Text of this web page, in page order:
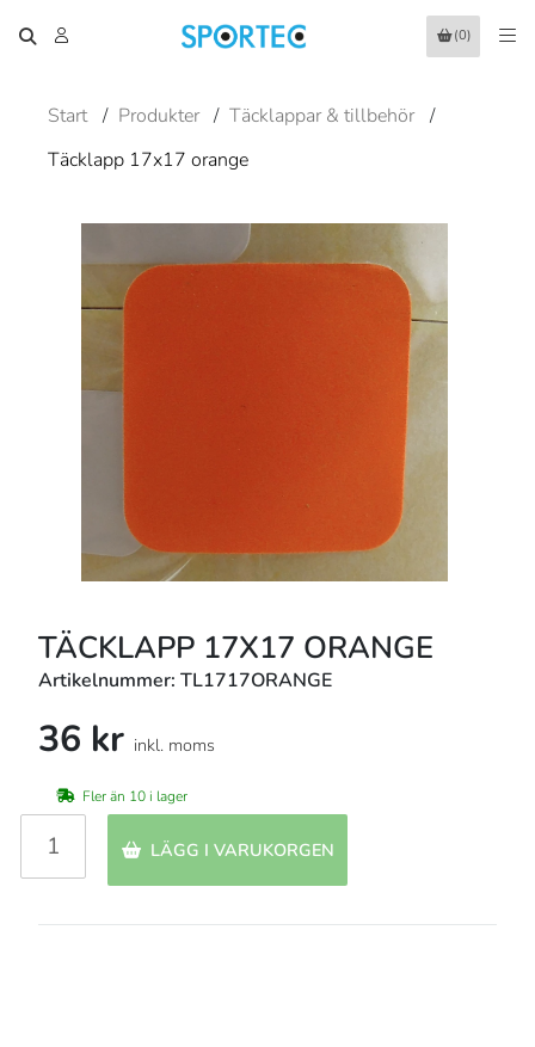
(0)
Start / Produkter / Täcklappar & tillbehör /
Täcklapp 17x17 orange
TÄCKLAPP 17X17 ORANGE
Artikelnummer: TL1717ORANGE
36 kr inkl. moms
Fler än 10 i lager
LÄGG I VARUKORGEN